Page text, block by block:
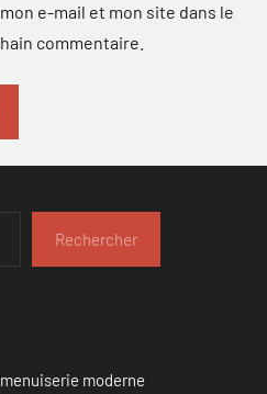
e-mail et mon site dans le
commentaire.
Rechercher
moderne